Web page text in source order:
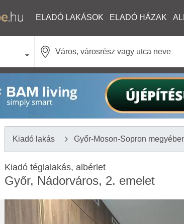
ELADÓ LAKÁSOK ELADÓ HÁZAK
Kiadó lakás Győr-Moson-Sopron
Kiadó téglalakás, albérlet
Győr, Nádorváros, 2. emelet